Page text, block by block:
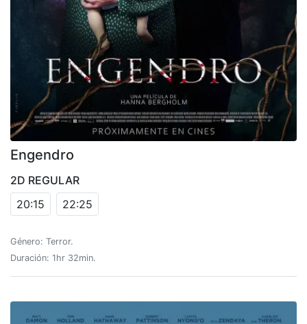
Engendro
2D REGULAR
20:15
22:25
Género: Terror.
Duración: 1hr 32min.